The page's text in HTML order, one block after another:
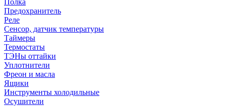
Полка
Предохранитель
Реле
Сенсор, датчик температуры
Таймеры
Термостаты
ТЭНы оттайки
Уплотнители
Фреон и масла
Ящики
Инструменты холодильные
Осушители